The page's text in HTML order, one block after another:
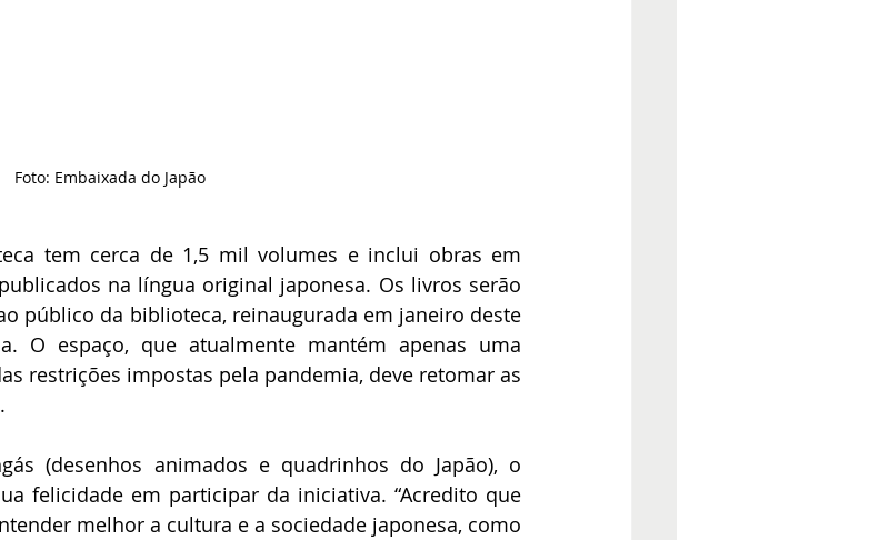
Foto: Embaixada do Japão
tem cerca de 1,5 mil volumes e inclui obras em
na língua original japonesa. Os livros serão
público da biblioteca, reinaugurada em janeiro deste
O espaço, que atualmente mantém apenas uma
restrições impostas pela pandemia, deve retomar as
(desenhos animados e quadrinhos do Japão), o
felicidade em participar da iniciativa. “Acredito que
melhor a cultura e a sociedade japonesa, como